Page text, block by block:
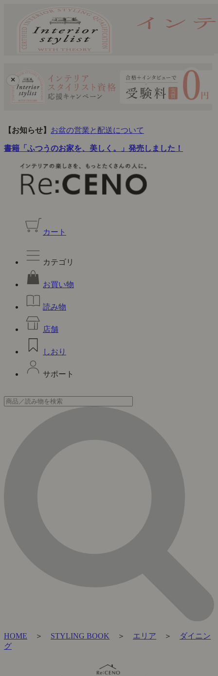
×
【お知らせ】 お盆の営業と配送について
書籍「ふつうのお家を、美しく。」発売しました！
カート
カテゴリ
お買い物
読み物
店舗
しおり
サポート
HOME ＞ STYLING BOOK ＞ エリア ＞
ダイニン
グ